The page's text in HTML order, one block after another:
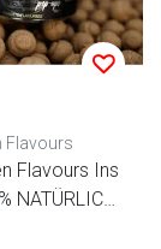
Flavours
Flavours Ins
NATÜRLICH]